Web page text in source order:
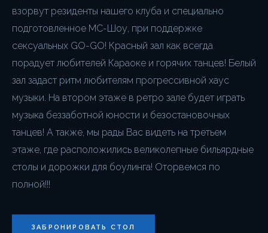
взорвут резиденты нашего клуба и специально
подготовленное МС-Шоу, при поддержке
сексуальных GO-GO! Красный зал как всегда
порадует любителей Караоке и горячих танцев! Белый
зал задаст ритм любителям прогрессивной хаус
музыки. На втором этаже в ретро зале будет играть
музыка беззаботной юности и безостановочных
танцев! А также, мы рады Вас видеть на третьем
этаже, где расположились великолепные бильярдные
столы и дорожки для боулинга! Оторвемся по
полной!!!
ЗАБРОНИРОВАТЬ СТОЛ